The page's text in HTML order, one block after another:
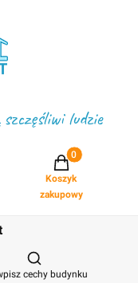
ludzie
Projekty w
Koszyk
zakupowy
Otwórz
cechy budynku